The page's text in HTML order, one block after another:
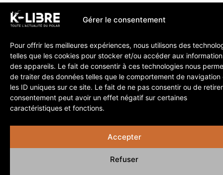
Gérer le consentement
Pour offrir les meilleures expériences, nous utilisons des
telles que les cookies pour stocker et/ou accéder aux
des appareils. Le fait de consentir à ces technologies nous
de traiter des données telles que le comportement de navigation
les ID uniques sur ce site. Le fait de ne pas consentir ou de
consentement peut avoir un effet négatif sur certaines
caractéristiques et fonctions.
Accepter
Refuser